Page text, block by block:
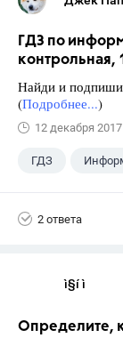
ГДЗ по
контрольная,
Найди и
(Подробнее...)
12 декабря 2017
ГДЗ
2 ответа
ì§í ì 
Определите,